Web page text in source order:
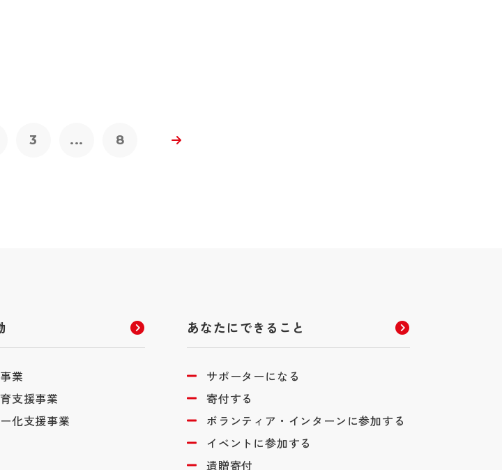
3 ... 8
業
支援事業
化支援事業
あなたにできること
サポーターになる
寄付する
ボランティア・インターンに参加する
イベントに参加する
遺贈寄付